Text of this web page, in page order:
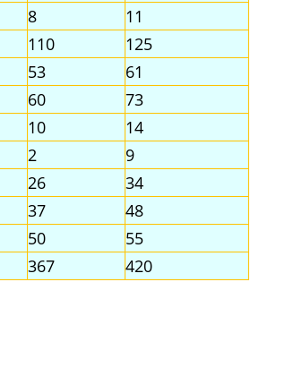
8
11
110
125
53
61
60
73
10
14
2
9
26
34
37
48
50
55
367 420